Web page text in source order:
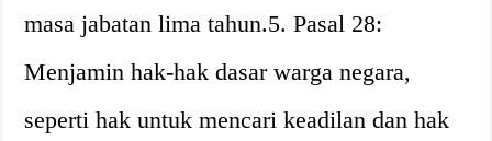
masa jabatan lima tahun.5. Pasal 28:
Menjamin hak-hak dasar warga negara,
seperti hak untuk mencari keadilan dan hak